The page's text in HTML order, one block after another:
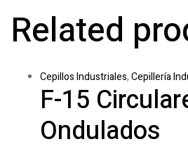
Related
Cepillos Industriales,Cepillería
F-15
Ondulados